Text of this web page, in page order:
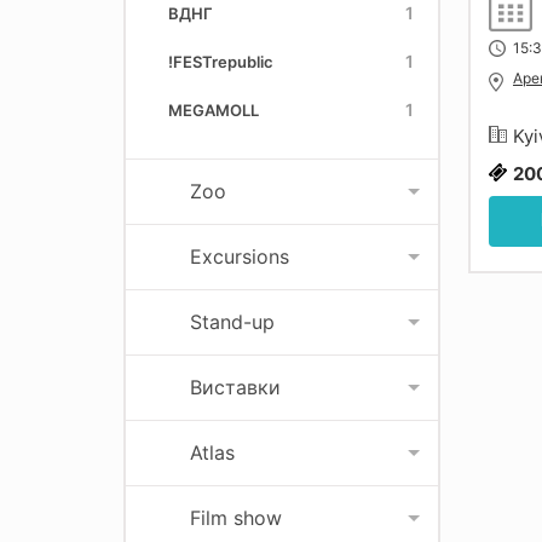
ВДНГ 1
!FESTrepublic 1
MEGAMOLL 1
Zoo
Excursions
Stand-up
Виставки
Atlas
Film show